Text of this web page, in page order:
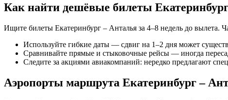
Как найти дешёвые билеты
Ищите билеты Екатеринбург – Анталья за 4–8 недель до вылета.
Используйте гибкие даты — сдвиг на 1–2 дня может
Сравнивайте прямые и стыковочные рейсы — иногда
Следите за акциями авиакомпаний: нередко предлагают
Аэропорты маршрута Екатеринбург –